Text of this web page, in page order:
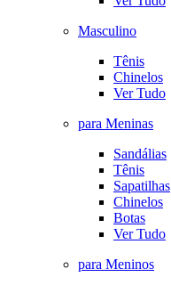
Masculino
Tênis
Chinelos
Ver Tudo
para Meninas
Sandálias
Tênis
Sapatilhas
Chinelos
Botas
Ver Tudo
para Meninos